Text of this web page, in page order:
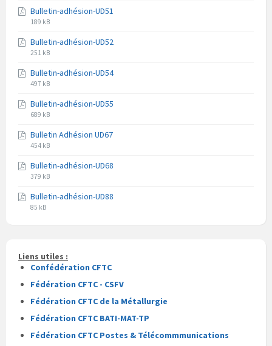
fichier
pdf
fichier
Bulletin-adhésion-UD51
Extension
fichier
pdf
Taille
fichier
189 kB
Bulletin-adhésion-UD52
Extension
fichier
pdf
Taille
fichier
251 kB
Bulletin-adhésion-UD54
Extension
fichier
pdf
Taille
fichier
497 kB
Bulletin-adhésion-UD55
Extension
fichier
pdf
Taille
fichier
689 kB
Bulletin Adhésion UD67
Extension
fichier
pdf
Taille
fichier
454 kB
Bulletin-adhésion-UD68
Extension
fichier
pdf
Taille
fichier
379 kB
Bulletin-adhésion-UD88
Extension
fichier
Taille
fichier
85 kB
Liens utiles :
Confédération CFTC
Fédération CFTC - CSFV
Fédération CFTC de la Métallurgie
Fédération CFTC BATI-MAT-TP
Fédération CFTC Postes & Télécommmunications